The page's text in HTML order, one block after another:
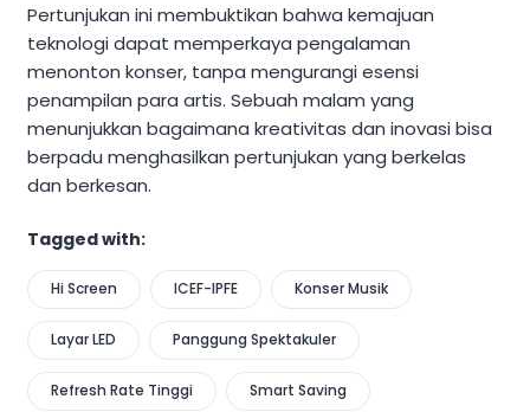
Pertunjukan ini membuktikan bahwa kemajuan
teknologi dapat memperkaya pengalaman
menonton konser, tanpa mengurangi esensi
penampilan para artis. Sebuah malam yang
menunjukkan bagaimana kreativitas dan inovasi bisa
berpadu menghasilkan pertunjukan yang berkelas
dan berkesan.
Tagged with:
Hi Screen ICEF-IPFE Konser Musik
Layar LED Panggung Spektakuler
Refresh Rate Tinggi Smart Saving